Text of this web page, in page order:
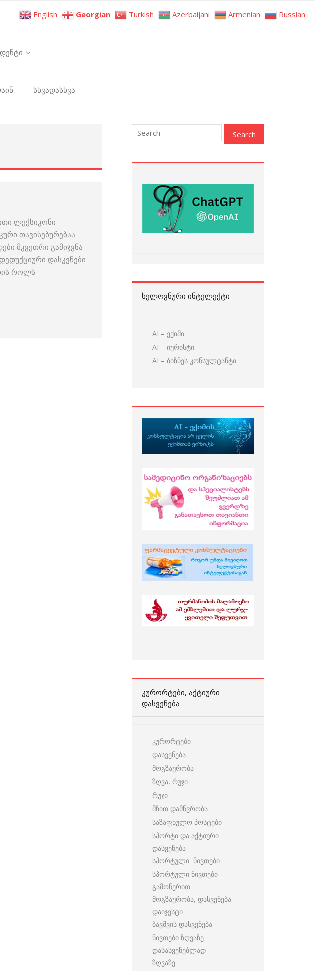
სხვადასხვა
ლექსიკონი
თავისებურებაა
მკვეთრი გამიჯვნა
დასკვნები
როლს
ᲮᲔᲚᲝᲕᲜᲣᲠᲘ ᲘᲜᲢᲔᲚᲔᲥᲢᲘ
AI – ექიმი
AI – იურისტი
AI – ბიზნეს კონსულტანტი
ᲙᲣᲠᲝᲠᲢᲔᲑᲘ, ᲐᲥᲢᲘᲣᲠᲘ
ᲓᲐᲡᲕᲔᲜᲔᲑᲐ
კურორტები
დასვენება
მოგზაურობა
ზღვა, რუჯი
რუჯი
მზით დამწვრობა
საზაფხულო პოსტები
სპორტი და აქტიური
დასვენება
სპორტული ნივთები
სპორტული ნივთები
გამოწერით
მოგზაურობა, დასვენება –
დაიჯესტი
ბავშვის დასვენება
ნივთები ზღვაზე
დასასვენებლად
ზღვაზე
English Georgian Turkish Azerbaijani Armenian Russian